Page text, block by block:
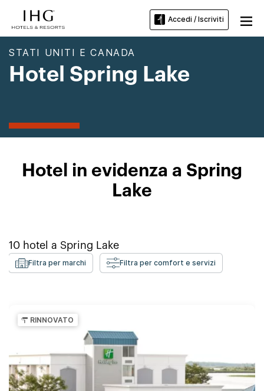
Accedi / Iscriviti
STATI UNITI E CANADA
Hotel Spring Lake
Hotel in evidenza a Spring
Lake
10 hotel a Spring Lake
Filtra per marchi Filtra per comfort e servizi
RINNOVATO